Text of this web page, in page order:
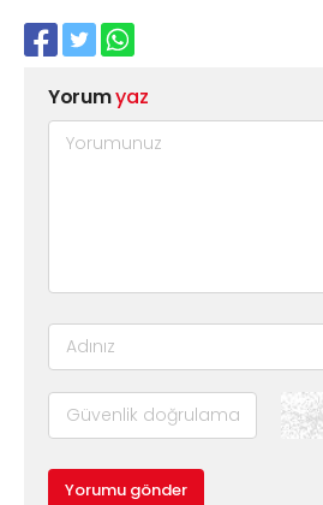
Yorumyaz
Yorumu gönder